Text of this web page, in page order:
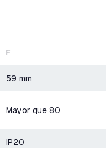
F
59 mm
Mayor que 80
IP20